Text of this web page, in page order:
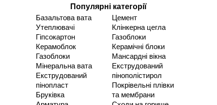
Популярні категорії
Базальтова вата
Утеплювачі
Гіпсокартон
Керамоблок
Газоблоки
Мінеральна вата
Екструдований
пінопласт
Бруківка
Цемент
Клінкерна цегла
Газоблоки
Керамічні блоки
Мансардні вікна
Екструдований
пінополістирол
Покрівельні плівки
та мембрани